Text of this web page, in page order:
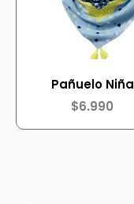
Pañuelo Niña
$6.990